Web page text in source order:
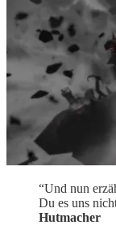
“Und nun
Du es uns
Hutmacher